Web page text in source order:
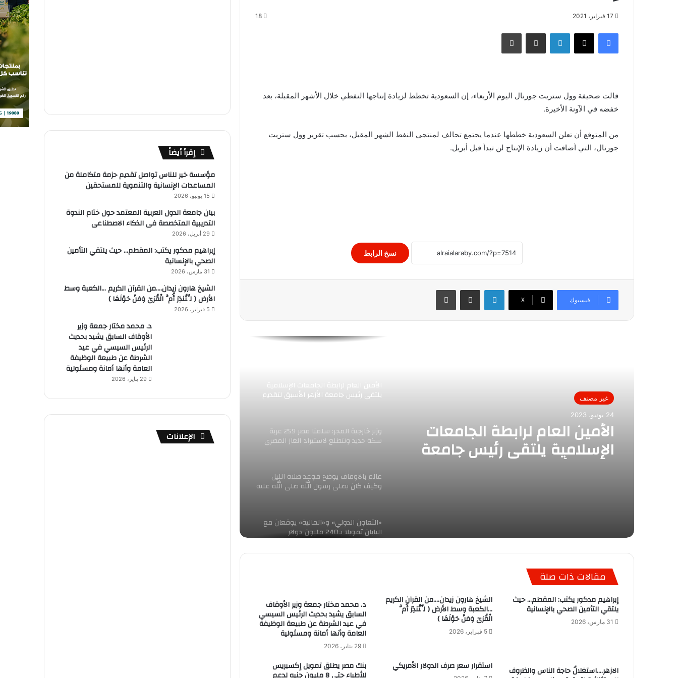
17 فبراير، 2021 18
فيسبوك X لينكدإن مشاركة عبر البريد طباعة
قالت صحيفة وول ستريت جورنال اليوم الأربعاء، إن السعودية تخطط لزيادة إنتاجها النفطي خلال الأشهر المقبلة، بعد
خفضه في الآونة الأخيرة.
من المتوقع أن تعلن السعودية خططها عندما يجتمع تحالف لمنتجي النفط الشهر المقبل، بحسب تقرير وول ستريت
جورنال، التي أضافت أن زيادة الإنتاج لن تبدأ قبل أبريل.
نسخ الرابط
فيسبوك X
لينكدإن مشاركة عبر البريد طباعة
غير مصنف
24 يونيو، 2023
الأمين العام لرابطة الجامعات
الإسلامية يلتقى رئيس جامعة
الأزهر الأسبق لتقديم التهنئة
سعر الدينار الكويتى اليوم الأحد
وحجب “الدراسات الإسلامية”
قرار لمجلس الأمن يدعو إلى المشاركة
الأمين العام لرابطة الجامعات الإسلامية
يلتقى رئيس جامعة الأزهر الأسبق لتقديم
وزير خارجية المجر: سلمنا مصر 259 عربة
سكة حديد ونتطلع لاستيراد الغاز المصرى
عالم بالاوقاف يوضح موعد صلاة الليل
وكيف كان يصلى رسول اللّه صلى اللّه عليه
«التعاون الدولي» و«المالية» يوقعان مع
اليابان تمويلا بـ240 مليون دولار
إصابة إمام عاشور بفيروس كورونا
وزير الرياضة يشهد توقيع بروتوكول تعاون
مع اتحادية الكونفدراليات الرياضية الإفريقية
مقالات ذات صلة
إبراهيم مدكور يكتب: المقطم… حيث
يلتقي التأمين الصحي بالإنسانية
31 مارس، 2026
الشيخ هارون زيدان….من القرآن الكريم
…الكعبة وسط الأرض ( لِّتُنذِرَ أُمَّ
الْقُرَىٰ وَمَنْ حَوْلَهَا )
5 فبراير، 2026
د. محمد مختار جمعة وزير الأوقاف
السابق يشيد بحديث الرئيس السيسي
في عيد الشرطة عن طبيعة الوظيفة
العامة وأنها أمانة ومسئولية
29 يناير، 2026
الازهر….استغلالُ حاجة الناس والظروف استقرار سعر صرف الدولار الأمريكي بنك مصر يطلق تمويل إكسبريس
للأطباء حتى 8 مليون جنيه لدعم
إقرأ أيضاً
مؤسسة خير للناس تواصل تقديم حزمة متكاملة من
المساعدات الإنسانية والتنموية للمستحقين
15 يونيو، 2026
بيان جامعة الدول العربية المعتمد حول ختام الندوة
التدريبية المتخصصة فى الذكاء الاصطناعى
29 أبريل، 2026
إبراهيم مدكور يكتب: المقطم… حيث يلتقي التأمين
الصحي بالإنسانية
31 مارس، 2026
الشيخ هارون زيدان….من القرآن الكريم …الكعبة وسط
الأرض ( لِّتُنذِرَ أُمَّ الْقُرَىٰ وَمَنْ حَوْلَهَا )
5 فبراير، 2026
د. محمد مختار جمعة وزير
الأوقاف السابق يشيد بحديث
الرئيس السيسي في عيد
الشرطة عن طبيعة الوظيفة
العامة وأنها أمانة ومسئولية
29 يناير، 2026
الإعلانات